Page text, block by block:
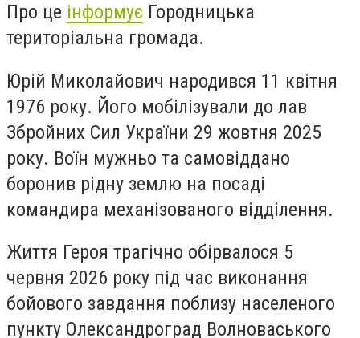
Про це інформує Городницька
територіальна громада.
Юрій Миколайович народився 11 квітня
1976 року. Його мобілізували до лав
Збройних Сил України 29 жовтня 2025
року. Воїн мужньо та самовіддано
боронив рідну землю на посаді
командира механізованого відділення.
Життя Героя трагічно обірвалося 5
червня 2026 року під час виконання
бойового завдання поблизу населеного
пункту Олександроград Волноваського